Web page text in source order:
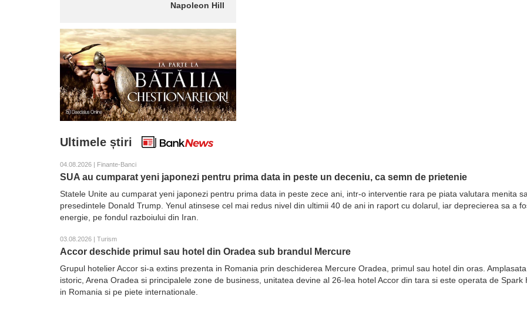
Napoleon Hill
Ultimele știri
04.08.2026 | Finante-Banci
SUA au cumparat yeni japonezi pentru prima data in peste un deceniu, ca semn de prietenie
Statele Unite au cumparat yeni japonezi pentru prima data in peste zece ani, intr-o interventie rara pe piata valutara menita
presedintele Donald Trump. Yenul atinsese cel mai redus nivel din ultimii 40 de ani in raport cu dolarul, iar deprecierea sa a
energie, pe fondul razboiului din Iran.
03.08.2026 | Turism
Accor deschide primul sau hotel din Oradea sub brandul Mercure
Grupul hotelier Accor si-a extins prezenta in Romania prin deschiderea Mercure Oradea, primul sau hotel din oras.
istoric, Arena Oradea si principalele zone de business, unitatea devine al 26-lea hotel Accor din tara si este operata de
in Romania si pe piete internationale.